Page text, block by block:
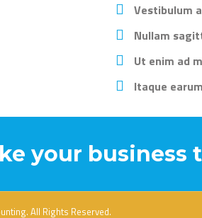
Vestibulum
Nullam
Ut enim ad
Itaque
your business
All Rights Reserved.